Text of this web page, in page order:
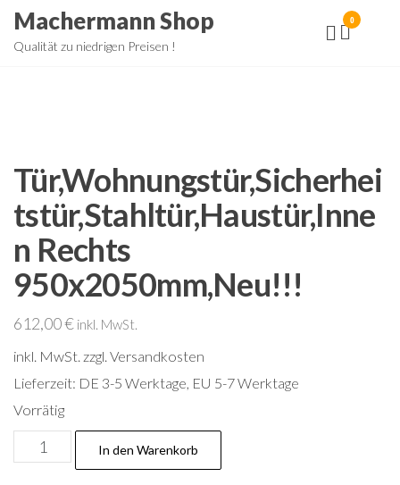
ZumMachermann Shop
Qualität zu niedrigen Preisen !
0
Tür,Wohnungstür,Sicherhei
tstür,Stahltür,Haustür,Inne
n Rechts
950x2050mm,Neu!!!
612,00€ inkl. MwSt.
inkl. MwSt. zzgl. Versandkosten
Lieferzeit: DE 3-5 Werktage, EU 5-7 Werktage
Vorrätig
Rechts
In den Warenkorb